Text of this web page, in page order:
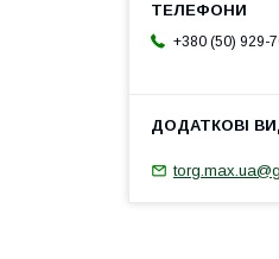
+380 (50) 929-